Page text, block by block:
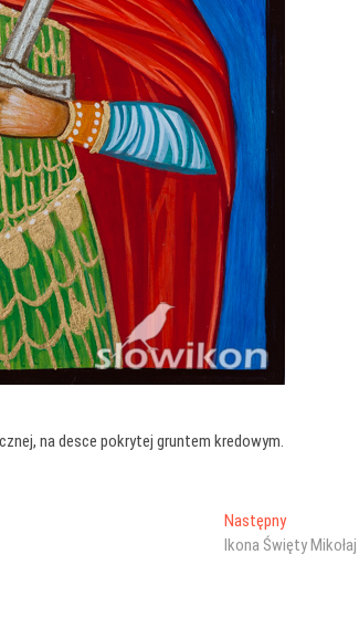
na desce pokrytej gruntem kredowym.
NastępnyNastępny
wpis:
Ikona Święty Mikołaj